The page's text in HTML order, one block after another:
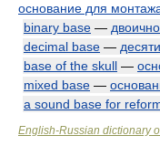
основание для
binary base —
decimal base —
base of the skull —
mixed base —
a sound base for
English-Russian dictionary